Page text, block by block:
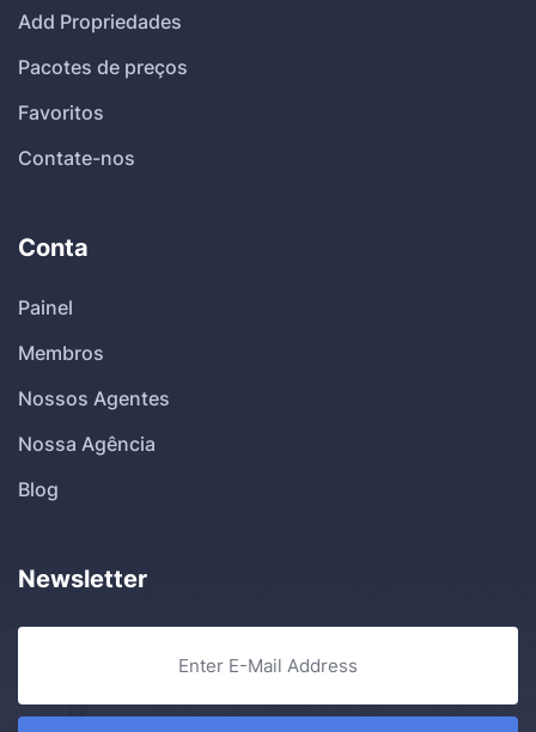
Add Propriedades
Pacotes de preços
Favoritos
Contate-nos
Conta
Painel
Membros
Nossos Agentes
Nossa Agência
Blog
Newsletter